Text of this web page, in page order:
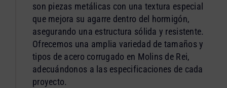
son piezas metálicas con una textura especial
que mejora su agarre dentro del hormigón,
asegurando una estructura sólida y resistente.
Ofrecemos una amplia variedad de tamaños y
tipos de acero corrugado en Molins de Rei,
adecuándonos a las especificaciones de cada
proyecto.